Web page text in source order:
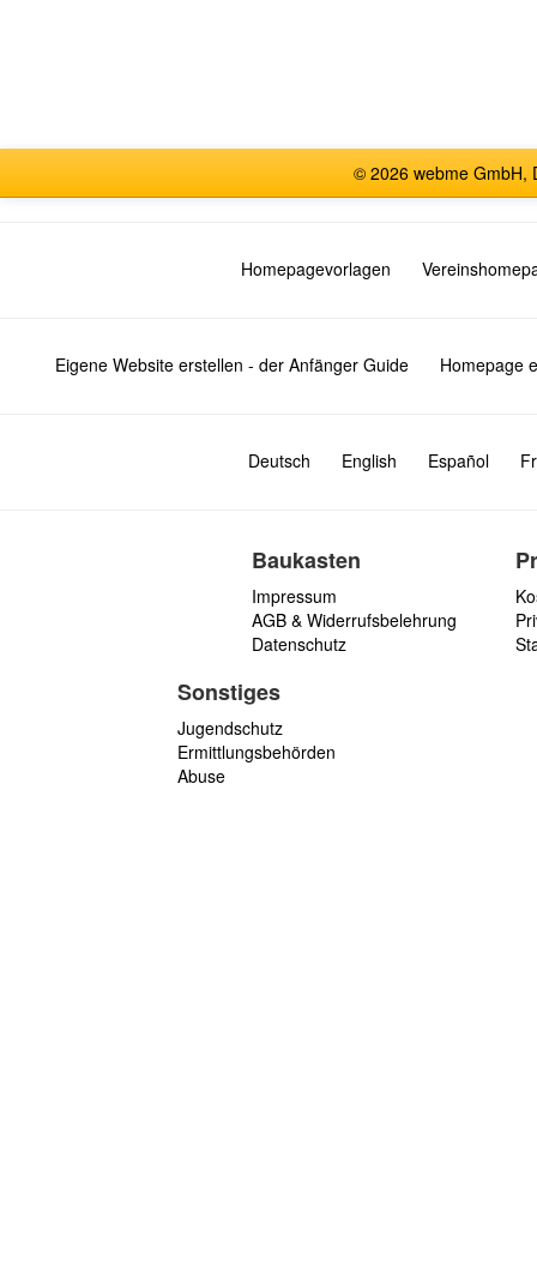
© 2026 webme GmbH,
Homepagevorlagen
Eigene Website erstellen - der Anfänger Guide Homepage
Deutsch English Español
Baukasten
Impressum
AGB & Widerrufsbelehrung
Datenschutz
Sonstiges
Jugendschutz
Ermittlungsbehörden
Abuse